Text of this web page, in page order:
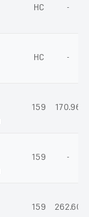
НС -
НС -
159 170.96
159 -
159 262.60